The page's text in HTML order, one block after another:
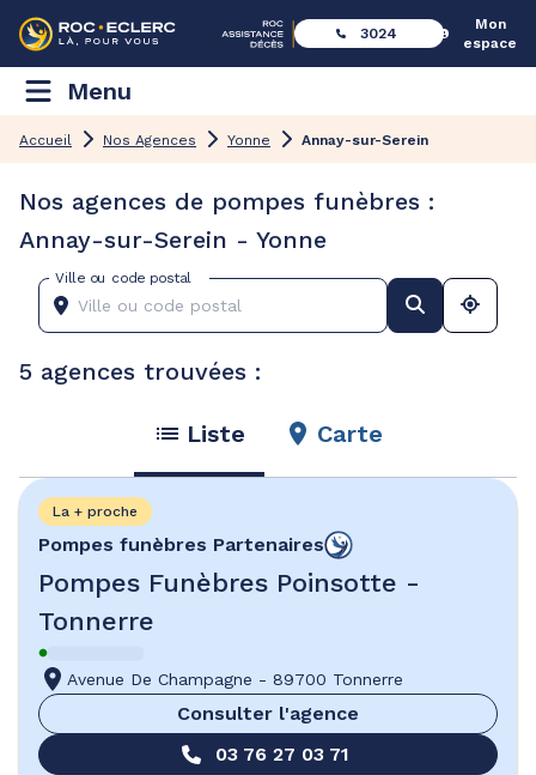
3024
Mon
espace
Menu
Accueil Nos Agences Yonne Annay-sur-Serein
Nos agences de pompes funèbres :
Annay-sur-Serein - Yonne
Ville ou code postal
5 agences trouvées :
Liste Carte
Pompes funèbres Partenaires
Pompes Funèbres Poinsotte -
Tonnerre
La + proche
Avenue De Champagne - 89700 Tonnerre
Consulter l'agence
03 76 27 03 71